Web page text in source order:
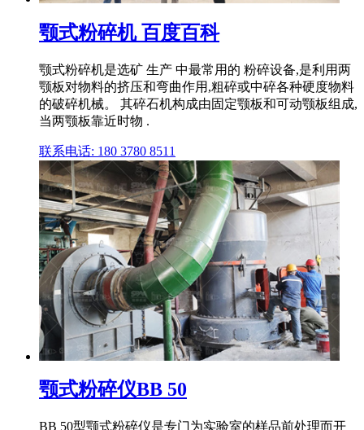
颚式粉碎机 百度百科
颚式粉碎机是选矿 生产 中最常用的 粉碎设备,是利用两
颚板对物料的挤压和弯曲作用,粗碎或中碎各种硬度物料
的破碎机械。 其碎石机构成由固定颚板和可动颚板组成,
当两颚板靠近时物 .
联系电话: 180 3780 8511
颚式粉碎仪BB 50
BB 50型颚式粉碎仪是专门为实验室的样品前处理而开